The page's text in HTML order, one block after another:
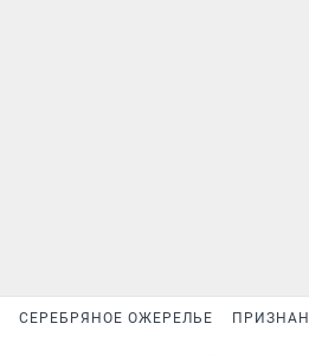
СЕРЕБРЯНОЕ ОЖЕРЕЛЬЕ